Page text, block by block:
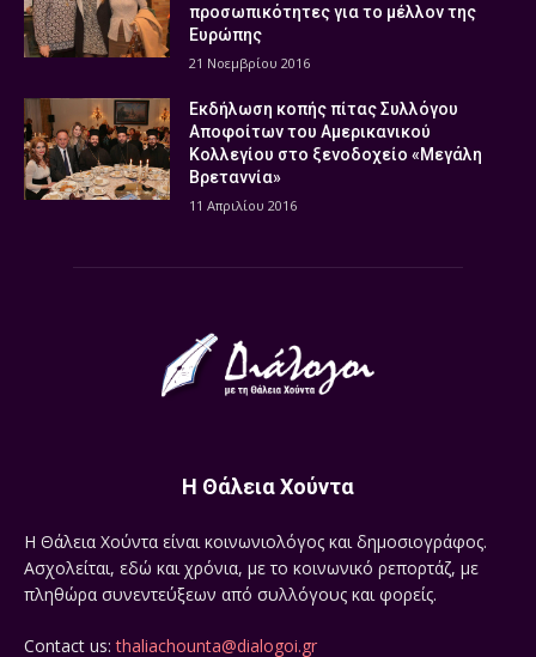
προσωπικότητες για το μέλλον της
Ευρώπης
21 Νοεμβρίου 2016
Εκδήλωση κοπής πίτας Συλλόγου
Αποφοίτων του Αμερικανικού
Κολλεγίου στο ξενοδοχείο «Μεγάλη
Βρεταννία»
11 Απριλίου 2016
Η Θάλεια Χούντα
Η Θάλεια Χούντα είναι κοινωνιολόγος και δημοσιογράφος.
Ασχολείται, εδώ και χρόνια, με το κοινωνικό ρεπορτάζ, με
πληθώρα συνεντεύξεων από συλλόγους και φορείς.
Contact us:thaliachounta@dialogoi.gr